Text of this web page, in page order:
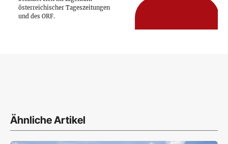
österreichischer Tageszeitungen
und des ORF.
Ähnliche Artikel